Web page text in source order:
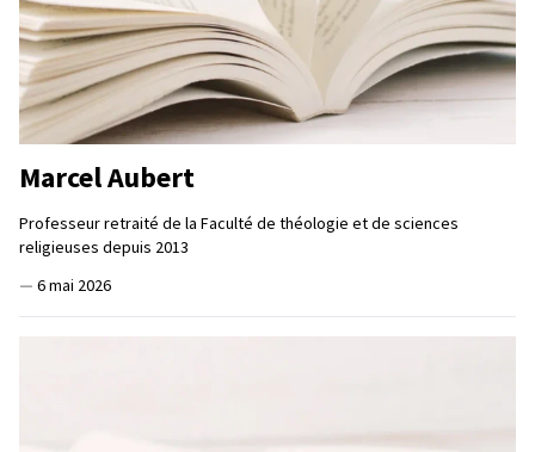
Marcel Aubert
Professeur retraité de la Faculté de théologie et de sciences
religieuses depuis 2013
— 6 mai 2026